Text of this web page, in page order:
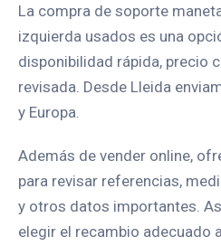
La compra de soporte
izquierda usados es una
disponibilidad rápida, precio
revisada. Desde Lleida
y Europa.
Además de vender online,
para revisar referencias,
y otros datos importantes.
elegir el recambio adecuado